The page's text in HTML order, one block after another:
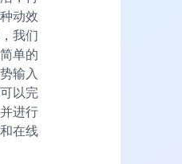
动效
我们
单的
输入
以完
进行
在线